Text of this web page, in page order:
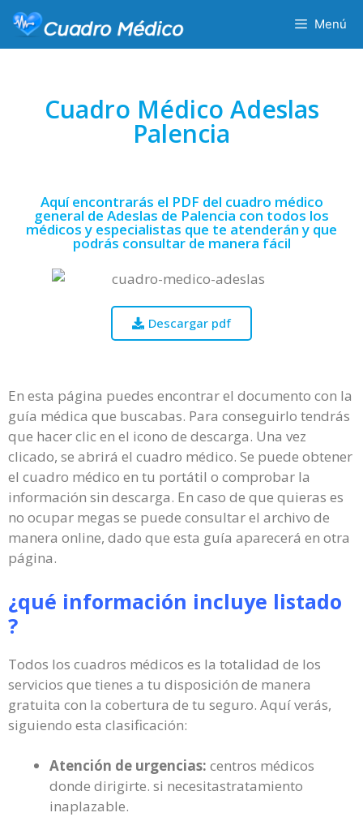
Menú
Cuadro Médico Adeslas
Palencia
Aquí encontrarás el PDF del cuadro médico
general de Adeslas de Palencia con todos los
médicos y especialistas que te atenderán y que
podrás consultar de manera fácil
Descargar pdf
En esta página puedes encontrar el documento con la
guía médica que buscabas. Para conseguirlo tendrás
que hacer clic en el icono de descarga. Una vez
clicado, se abrirá el cuadro médico. Se puede obtener
el cuadro médico en tu portátil o comprobar la
información sin descarga. En caso de que quieras es
no ocupar megas se puede consultar el archivo de
manera online, dado que esta guía aparecerá en otra
página.
¿qué información incluye listado
?
Todos los cuadros médicos es la totalidad de los
servicios que tienes a tu disposición de manera
gratuita con la cobertura de tu seguro. Aquí verás,
siguiendo esta clasificación:
Atención de urgencias: centros médicos
donde dirigirte. si necesitastratamiento
inaplazable.